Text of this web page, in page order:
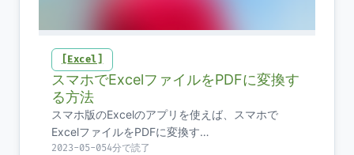
Excel
スマホでExcelファイルをPDFに変換す
る方法
スマホ版のExcelのアプリを使えば、スマホで
ExcelファイルをPDFに変換す…
2023-05-054分で読了